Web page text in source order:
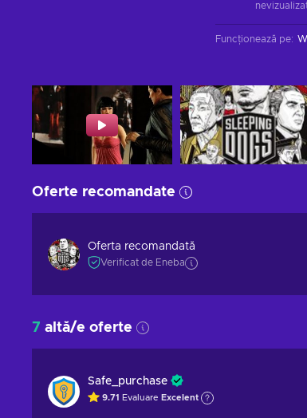
Funcționează pe:
Oferte recomandate
Oferta recomandată
Verificat de Eneba
7 altă/e oferte
Safe_purchase
9.71 Evaluare Excelent